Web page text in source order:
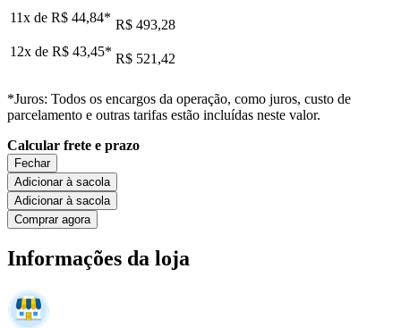
11x de R$ 44,84* R$ 493,28
12x de R$ 43,45* R$ 521,42
*Juros: Todos os encargos da operação, como juros, custo de
parcelamento e outras tarifas estão incluídas neste valor.
Calcular frete e prazo
Fechar
Adicionar à sacola
Adicionar à sacola
Comprar agora
Informações da loja